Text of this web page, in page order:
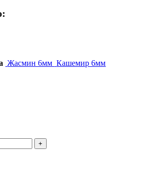
Жасмин 6мм Кашемир 6мм